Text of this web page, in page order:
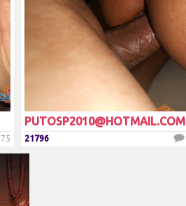
75
PUTOSP2010@HOTMAIL.COM
21796